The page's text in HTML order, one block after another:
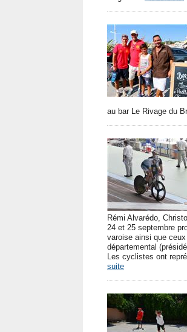
au bar Le Rivage du
Rémi Alvarédo,
24 et 25 septembre
varoise ainsi que
départemental
Les cyclistes ont
suite